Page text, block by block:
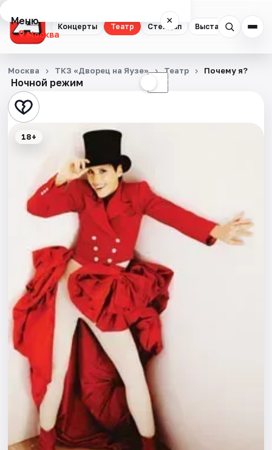
Концерты Театр Стендап Выставки
Меню ×
Москва
Концерты
Театр
Стендап
Квесты
Экскурсии
События
Города
Площадки
Артисты
Рейтинги
Ночной режим ☾
Москва ТКЗ «Дворец на Яузе» Театр Почему я?
18+